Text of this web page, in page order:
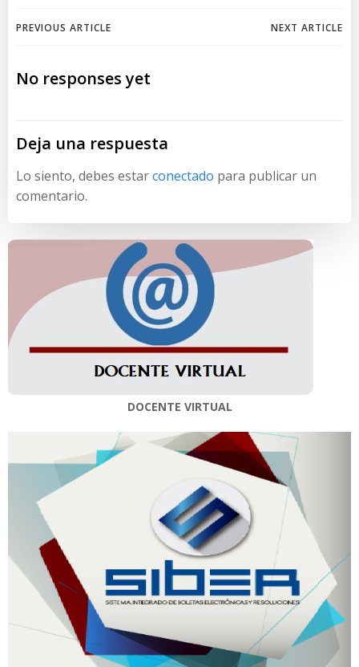
Navegación
de
PREVIOUS ARTICLE
Navegación
NEXT ARTICLE
No responses yet
Deja una respuesta
Lo siento, debes estarconectado para publicar un
comentario.
DOCENTE VIRTUAL